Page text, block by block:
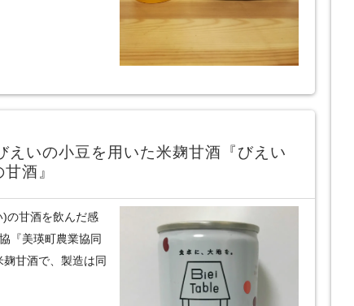
いの小豆を用いた米麹甘酒『びえい
酒』
の甘酒を飲んだ感
『美瑛町農業協同
甘酒で、製造は同